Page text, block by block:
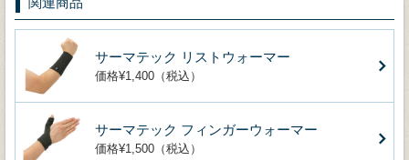
サーマテック リストウォーマー
価格¥1,400（税込）
サーマテック フィンガーウォーマー
価格¥1,500（税込）